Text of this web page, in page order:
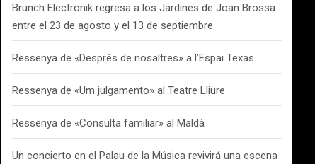
Brunch Electronik regresa a los Jardines de Joan Brossa
entre el 23 de agosto y el 13 de septiembre
Ressenya de «Després de nosaltres» a l’Espai Texas
Ressenya de «Um julgamento» al Teatre Lliure
Ressenya de «Consulta familiar» al Maldà
Un concierto en el Palau de la Música revivirá una escena